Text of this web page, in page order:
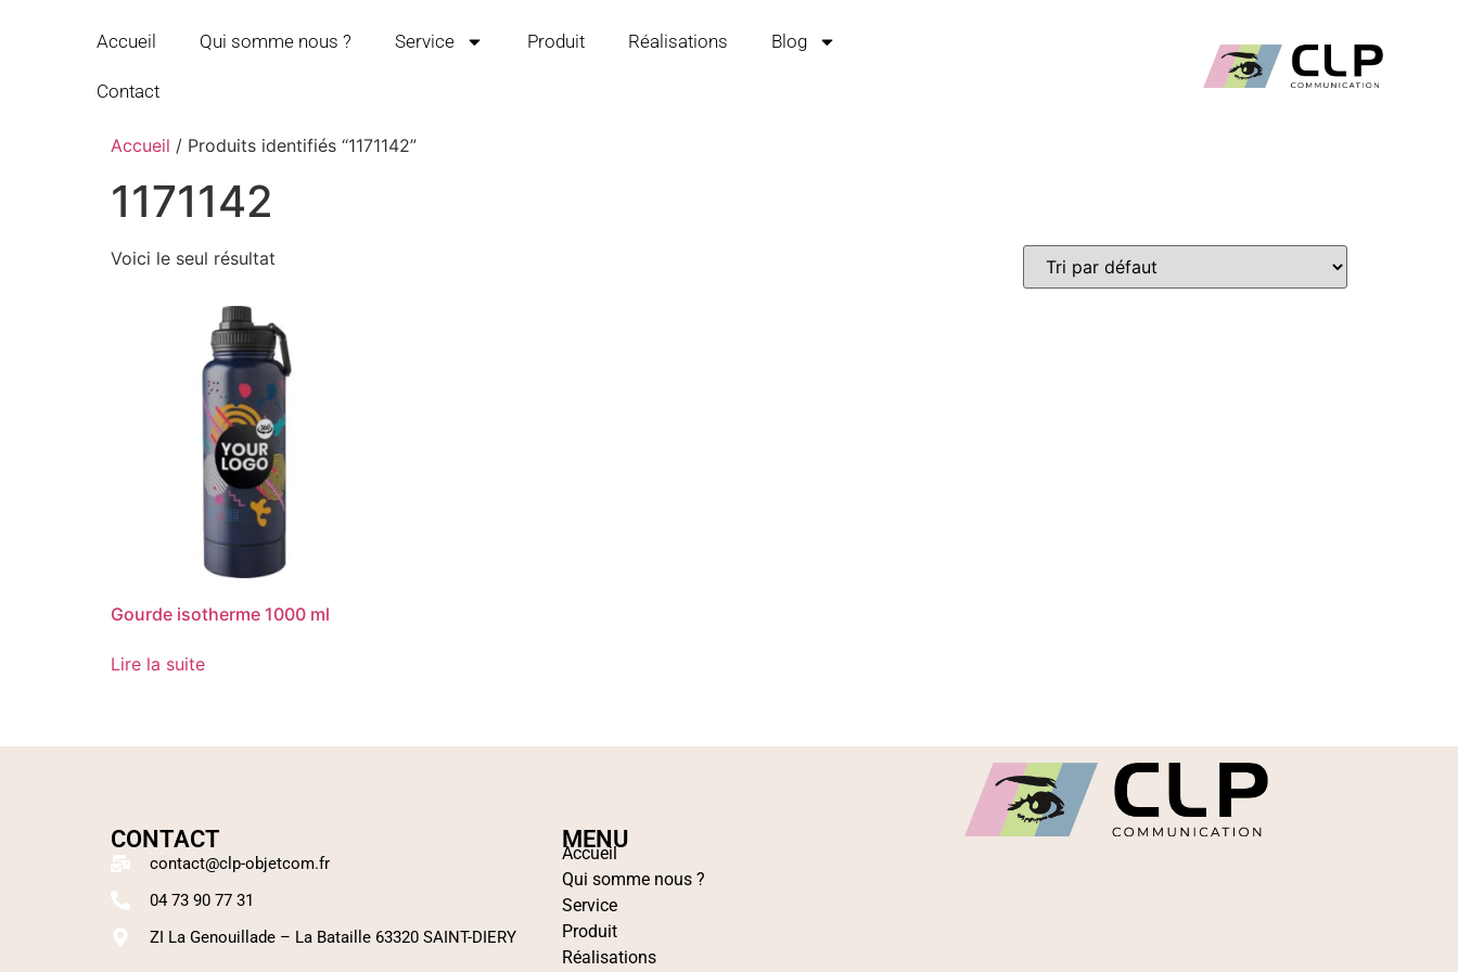
Accueil Qui somme nous ? Service Produit Réalisations Blog
Contact
Accueil / Produits identifiés “1171142”
1171142
Voici le seul résultat
Gourde isotherme 1000 ml
Lire la suite
MENU
Accueil
Qui somme nous ?
Service
Produit
Réalisations
CONTACT
contact@clp-objetcom.fr
04 73 90 77 31
ZI La Genouillade – La Bataille 63320 SAINT-DIERY